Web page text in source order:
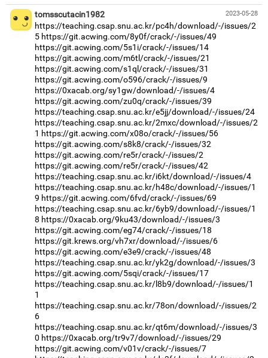
2023-05-28
tomsscutacin1982
https://teaching.csap.snu.ac.kr/pc4h/download/-/issues/2
5 https://git.acwing.com/8y0f/crack/-/issues/49
https://git.acwing.com/5s1i/crack/-/issues/14
https://git.acwing.com/m6tl/crack/-/issues/21
https://git.acwing.com/s1ql/crack/-/issues/31
https://git.acwing.com/o596/crack/-/issues/9
https://0xacab.org/sy1gw/download/-/issues/4
https://git.acwing.com/zu0q/crack/-/issues/39
https://teaching.csap.snu.ac.kr/e5jj/download/-/issues/24
https://teaching.csap.snu.ac.kr/2mxc/download/-/issues/2
1 https://git.acwing.com/x08o/crack/-/issues/56
https://git.acwing.com/s8k8/crack/-/issues/32
https://git.acwing.com/re5r/crack/-/issues/2
https://git.acwing.com/re5r/crack/-/issues/42
https://teaching.csap.snu.ac.kr/i6kt/download/-/issues/4
https://teaching.csap.snu.ac.kr/h48c/download/-/issues/1
9 https://git.acwing.com/6fvd/crack/-/issues/69
https://teaching.csap.snu.ac.kr/6yb9/download/-/issues/1
8 https://0xacab.org/9ku43/download/-/issues/3
https://git.acwing.com/eg74/crack/-/issues/18
https://git.krews.org/vh7xr/download/-/issues/6
https://git.acwing.com/e3e9/crack/-/issues/48
https://teaching.csap.snu.ac.kr/yk2g/download/-/issues/3
https://git.acwing.com/5sqi/crack/-/issues/17
https://teaching.csap.snu.ac.kr/l8b9/download/-/issues/1
1
https://teaching.csap.snu.ac.kr/78on/download/-/issues/2
6
https://teaching.csap.snu.ac.kr/qt6m/download/-/issues/3
0 https://0xacab.org/tr9v7/download/-/issues/29
https://git.acwing.com/v01v/crack/-/issues/7